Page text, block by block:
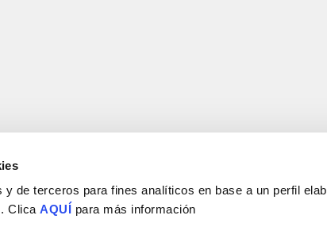
de terceros para fines analíticos en base a un perfil
. ClicaAQUÍ para más información